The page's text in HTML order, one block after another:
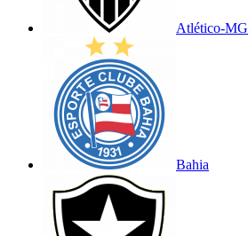
Atlético-MG
Bahia